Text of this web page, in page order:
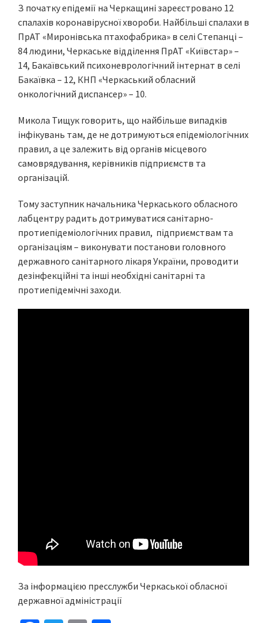
З початку епідемії на Черкащині зареєстровано 12
спалахів коронавірусної хвороби. Найбільші спалахи в
ПрАТ «Миронівська птахофабрика» в селі Степанці –
84 людини, Черкаське відділення ПрАТ «Київстар» –
14, Бакаївський психоневрологічний інтернат в селі
Бакаївка – 12, КНП «Черкаський обласний
онкологічний диспансер» – 10.
Микола Тищук говорить, що найбільше випадків
інфікувань там, де не дотримуються епідеміологічних
правил, а це залежить від органів місцевого
самоврядування, керівників підприємств та
організацій.
Тому заступник начальника Черкаського обласного
лабцентру радить дотримуватися санітарно-
протиепідеміологічних правил, підприємствам та
організаціям – виконувати постанови головного
державного санітарного лікаря України, проводити
дезінфекційні та інші необхідні санітарні та
протиепідемічні заходи.
За інформацією пресслужби Черкаської обласної
державної адміністрації